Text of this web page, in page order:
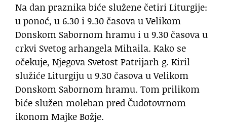
Na dan praznika biće služene četiri Liturgije:
u ponoć, u 6.30 i 9.30 časova u Velikom
Donskom Sabornom hramu i u 9.30 časova u
crkvi Svetog arhangela Mihaila. Kako se
očekuje, Njegova Svetost Patrijarh g. Kiril
služiće Liturgiju u 9.30 časova u Velikom
Donskom Sabornom hramu. Tom prilikom
biće služen moleban pred Čudotovrnom
ikonom Majke Božje.